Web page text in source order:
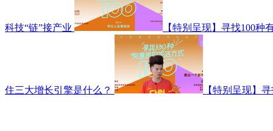
科技“链”接产业 【特别呈现】寻找100种
住三大增长引擎是什么？ 【特别呈现】